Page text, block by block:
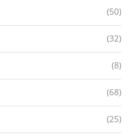
(50)
(32)
(8)
(68)
(25)